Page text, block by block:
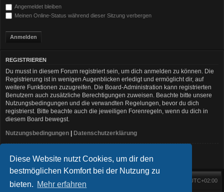
Diese Website nutzt Cookies, um dir den
bestmöglichen Komfort bei der Nutzung zu
bieten. Mehr erfahren
Angemeldet bleiben
Meinen Online-Status während dieser Sitzung verbergen
REGISTRIEREN
Du musst in diesem Forum registriert sein, um dich anmelden zu können. Die
Registrierung ist in wenigen Augenblicken erledigt und ermöglicht dir, auf
weitere Funktionen zuzugreifen. Die Board-Administration kann registrierten
Benutzern auch zusätzliche Berechtigungen zuweisen. Beachte bitte unsere
Nutzungsbedingungen und die verwandten Regelungen, bevor du dich
registrierst. Bitte beachte auch die jeweiligen Forenregeln, wenn du dich in
diesem Board bewegst.
Nutzungsbedingungen | Datenschutzerklärung
Registrieren
Startseite UTC+02:00